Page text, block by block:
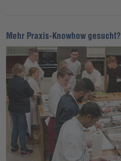
Mehr Praxis-Knowhow gesucht?